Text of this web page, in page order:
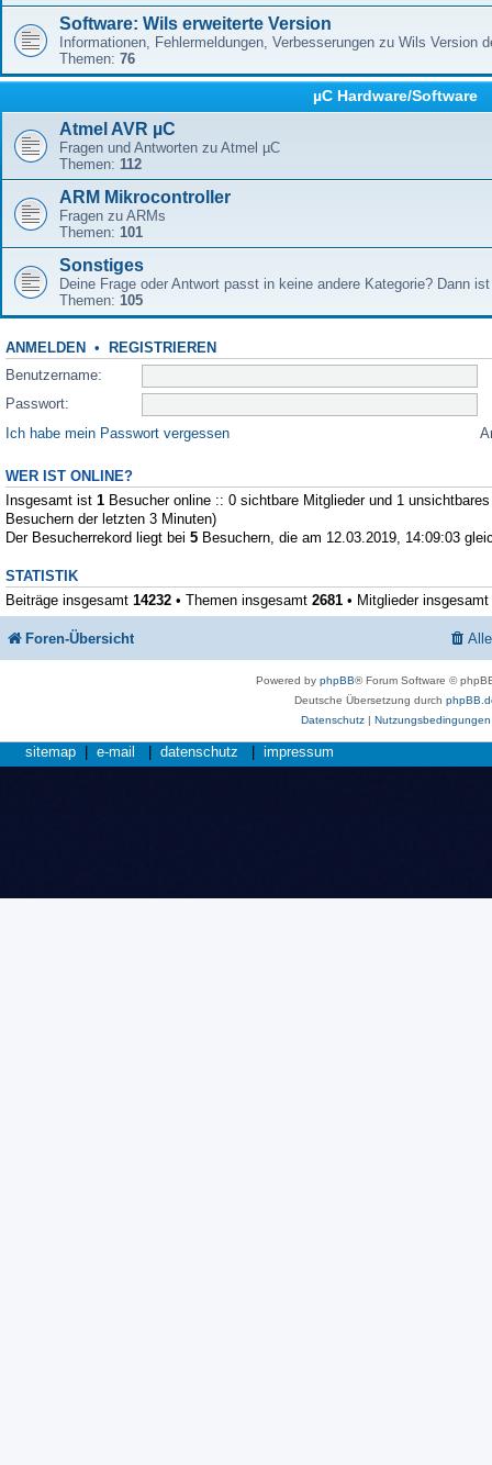
Software: Wils erweiterte Version
Informationen, Fehlermeldungen, Verbesserungen zu Wils Version
Themen: 76
µC Hardware/Software
Atmel AVR µC
Fragen und Antworten zu Atmel µC
Themen: 112
ARM Mikrocontroller
Fragen zu ARMs
Themen: 101
Sonstiges
Deine Frage oder Antwort passt in keine andere Kategorie? Dann
Themen: 105
ANMELDEN • REGISTRIEREN
Benutzername:
Passwort:
Ich habe mein Passwort vergessen
WER IST ONLINE?
Insgesamt ist 1 Besucher online :: 0 sichtbare Mitglieder und 1
Besuchern der letzten 3 Minuten)
Der Besucherrekord liegt bei 5 Besuchern, die am 12.03.2019, 14:09:03
STATISTIK
Beiträge insgesamt 14232 • Themen insgesamt 2681 • Mitglieder insgesamt
Foren-Übersicht
Powered byphpBB® Forum Software ©
Deutsche Übersetzung durch
Datenschutz| Nutzungsbedingungen
sitemap e-mail datenschutz impressum